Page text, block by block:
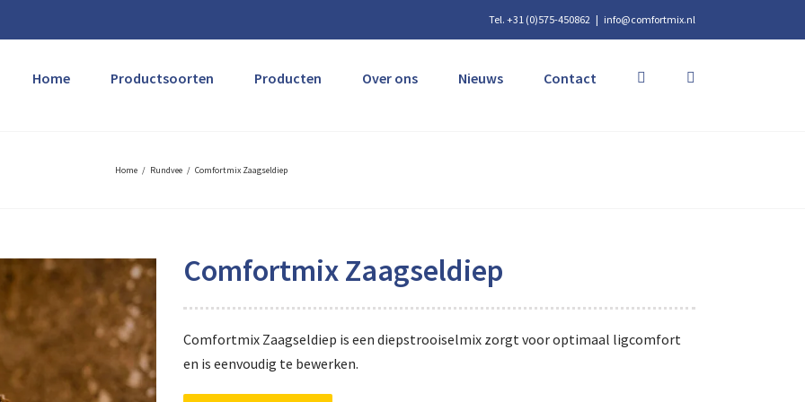
Tel. +31 (0)575-450862 | info@comfortmix.nl
Home Productsoorten Producten Over ons Nieuws Contact
Home / Rundvee / Comfortmix Zaagseldiep
Comfortmix Zaagseldiep
Comfortmix Zaagseldiep is een diepstrooiselmix zorgt voor optimaal ligcomfort
en is eenvoudig te bewerken.